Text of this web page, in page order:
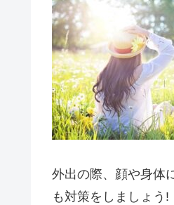
外出の際、顔や身体
も対策をしましょう!